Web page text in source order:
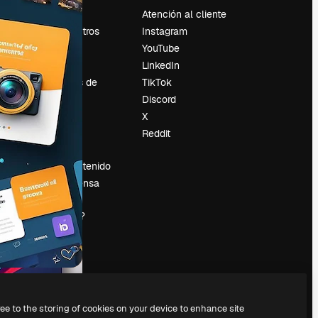
Sobre nosotros
Reviews
Empleo
Tendencias de
búsqueda
Blog
Eventos
Slidesgo
Vender contenido
Sala de prensa
¿Buscas
magnific.ai?
Atención al cliente
Instagram
YouTube
LinkedIn
TikTok
Discord
X
Reddit
to the storing of cookies on your device to enhance site